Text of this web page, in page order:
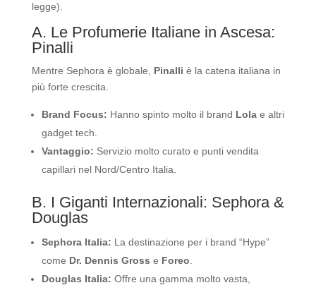
legge).
A. Le Profumerie Italiane in Ascesa:
Pinalli
Mentre Sephora è globale, Pinalli è la catena italiana in
più forte crescita.
Brand Focus: Hanno spinto molto il brand Lolae altri
gadget tech.
Vantaggio: Servizio molto curato e punti vendita
capillari nel Nord/Centro Italia.
B. I Giganti Internazionali: Sephora &
Douglas
Sephora Italia: La destinazione per i brand “Hype”
come Dr. Dennis Gross e Foreo
Douglas Italia: Offre una gamma molto vasta,